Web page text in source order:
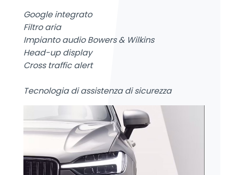
Google integrato
Filtro aria
Impianto audio Bowers & Wilkins
Head-up display
Cross traffic alert
Tecnologia di assistenza di sicurezza